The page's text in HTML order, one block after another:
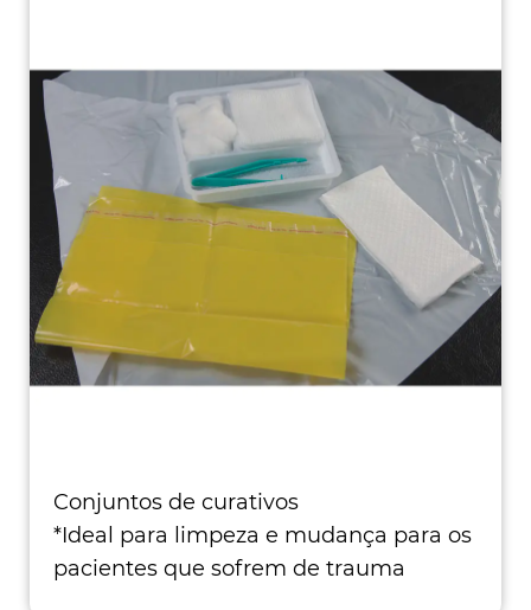
Conjuntos de curativos
*Ideal para limpeza e mudança para os
pacientes que sofrem de trauma